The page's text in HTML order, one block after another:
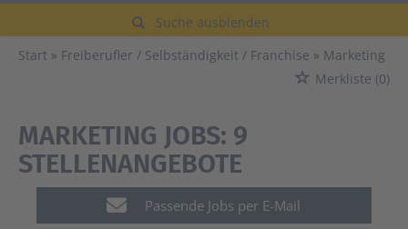
Suche ausblenden
Start
Freiberufler / Selbständigkeit / Franchise
Marketing
Merkliste (0)
MARKETING JOBS: 9
STELLENANGEBOTE
Passende Jobs per E-Mail